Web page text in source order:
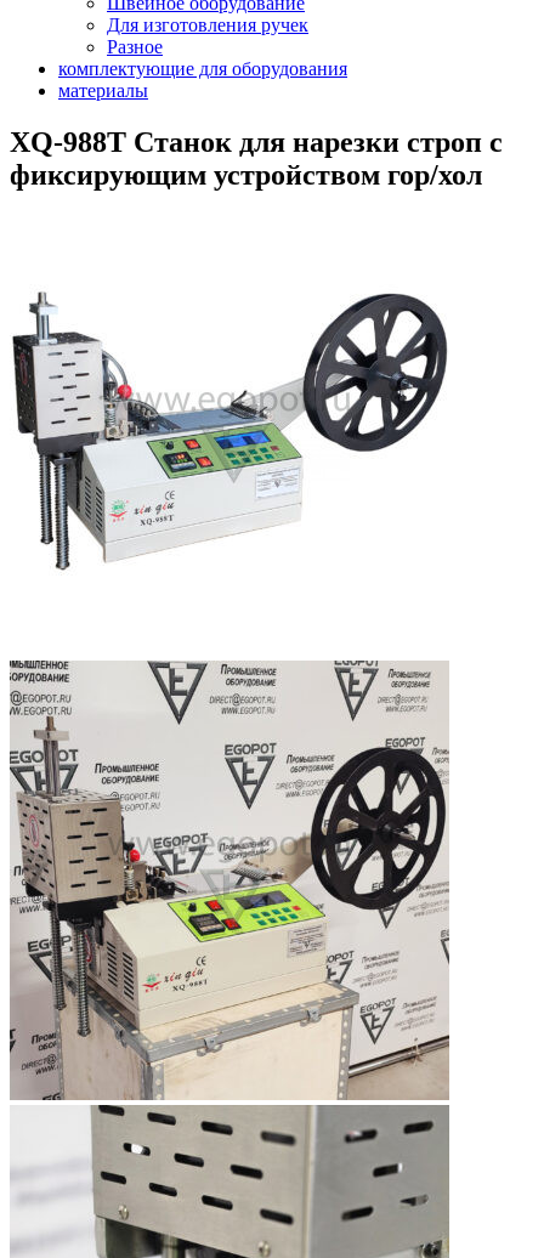
Для изготовления ручек
Разное
комплектующие для оборудования
материалы
XQ-988T Станок для нарезки строп с
фиксирующим устройством гор/хол